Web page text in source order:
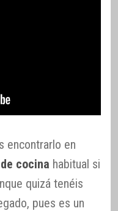
encontrarlo en
cocina habitual si
quizá tenéis
pues es un